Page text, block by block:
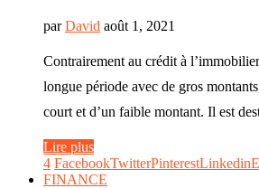
parDavid août 1, 2021
Contrairement au crédit à
longue période avec de gros
court et d’un faible montant. Il est
Lire plus
4 FacebookTwitterPinterestLinkedin
FINANCE